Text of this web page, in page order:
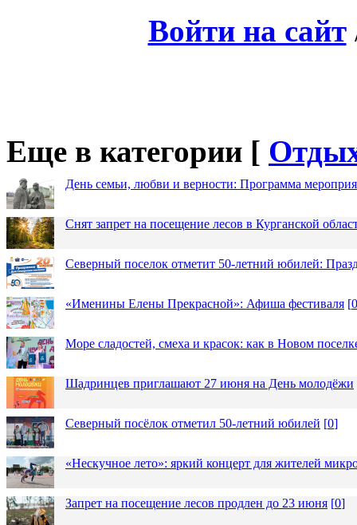
Войти на сайт
Еще в категории [
День семьи, любви и верности: Программа
Снят запрет на посещение лесов в Курганской
Северный поселок отметит 50-летний юбилей:
«Именины Елены Прекрасной»: Афиша фестиваля [0
Море сладостей, смеха и красок: как в Новом
Шадринцев приглашают 27 июня на День молодёжи
Северный посёлок отметил 50-летний юбилей [0]
«Нескучное лето»: яркий концерт для жителей
Запрет на посещение лесов продлен до 23 июня [0]